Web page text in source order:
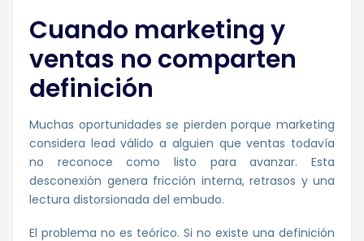
Cuando marketing y
ventas no comparten
definición
Muchas oportunidades se pierden porque marketing
considera lead válido a alguien que ventas todavía
no reconoce como listo para avanzar. Esta
desconexión genera fricción interna, retrasos y una
lectura distorsionada del embudo.
El problema no es teórico. Si no existe una definición